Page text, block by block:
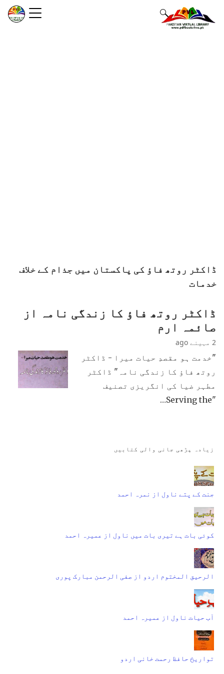
ڈاکٹر روتھ فاؤ کی پاکستان میں جذام کے خلاف
خدمات
ڈاکٹر روتھ فاؤ کا زندگی نامہ از
صائمہ ارم
2 مہینے ago
"خدمت ہو مقصدِ حیات میرا - ڈاکٹر
روتھ فاؤ کا زندگی نامہ" ڈاکٹر
مطہر ضیا کی انگریزی تصنیف
"Serving the…
زیادہ پڑھی جانی والی کتابیں
جنت کے پتے ناول از نمرہ احمد
کوئی بات ہے تیری بات میں ناول از عمیرہ احمد
الرحیق المختوم اردو از صفی الرحمن مبارک پوری
آب حیات ناول از عمیرہ احمد
تواریخ حافظ رحمت خانی اردو